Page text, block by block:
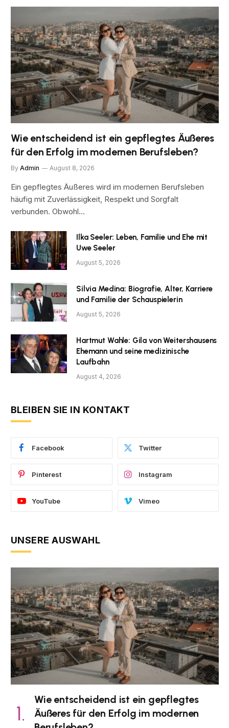
Wie entscheidend ist ein gepflegtes Äußeres
für den Erfolg im modernen Berufsleben?
By Admin August 8, 2026
Ein gepflegtes Äußeres wird im modernen Berufsleben
häufig mit Zuverlässigkeit, Respekt und Sorgfalt
verbunden. Obwohl…
Ilka Seeler: Leben, Familie und Ehe mit
Uwe Seeler
August 5, 2026
Silvia Medina: Biografie, Alter, Karriere
und Familie der Schauspielerin
August 5, 2026
Hartmut Wahle: Gila von Weitershausens
Ehemann und seine medizinische
Laufbahn
August 4, 2026
BLEIBEN SIE IN KONTAKT
Facebook Twitter
Pinterest Instagram
YouTube Vimeo
UNSERE AUSWAHL
Wie entscheidend ist ein gepflegtes
Äußeres für den Erfolg im modernen